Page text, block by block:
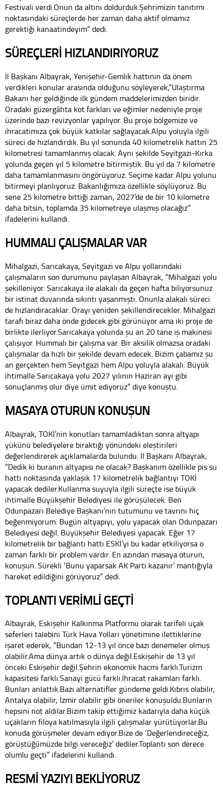
Festivali verdi.Onun da altını doldurduk.Şehrimizin tanıtımı
noktasındaki süreçlerde her zaman daha aktif olmamız
gerektiği kanaatindeyim” dedi.
SÜREÇLERİ HIZLANDIRIYORUZ
İl Başkanı Albayrak, Yenişehir-Gemlik hattının da önem
verdikleri konular arasında olduğunu söyleyerek,“Ulaştırma
Bakanı her geldiğinde ilk gündem maddelerimizden biridir.
Oradaki güzergâhta kot farkları ve eğimler nedeniyle proje
üzerinde bazı revizyonlar yapılıyor. Bu proje bölgemize ve
ihracatımıza çok büyük katkılar sağlayacak.Alpu yoluyla ilgili
süreci de hızlandırdık. Bu yıl sonunda 40 kilometrelik hattın 25
kilometresi tamamlanmış olacak. Aynı şekilde Seyitgazi-Kırka
yolunda geçen yıl 5 kilometre bitirmiştik. Bu yıl da 7 kilometre
daha tamamlanmasını öngörüyoruz. Seçime kadar Alpu yolunu
bitirmeyi planlıyoruz. Bakanlığımıza özellikle söylüyoruz. Bu
sene 25 kilometre bittiği zaman, 2027’de de bir 10 kilometre
daha bitsin, toplamda 35 kilometreye ulaşmış olacağız”
ifadelerini kullandı.
HUMMALI ÇALIŞMALAR VAR
Mihalgazi, Sarıcakaya, Seyitgazi ve Alpu yollarındaki
çalışmaların son durumunu paylaşan Albayrak, “Mihalgazi yolu
şekilleniyor. Sarıcakaya ile alakalı da geçen hafta biliyorsunuz
bir istinat duvarında sıkıntı yaşanmıştı. Onunla alakalı süreci
de hızlandıracaklar. Orayı yeniden şekillendirecekler. Mihalgazi
tarafı biraz daha önde gidecek gibi görünüyor ama iki proje de
birlikte ilerliyor.Sarıcakaya yolunda şu an 20 tane iş makinesi
çalışıyor. Hummalı bir çalışma var. Bir aksilik olmazsa oradaki
çalışmalar da hızlı bir şekilde devam edecek. Bizim çabamız şu
an gerçekten hem Seyitgazi hem Alpu yoluyla alakalı. Büyük
ihtimalle Sarıcakaya yolu 2027 yılının Haziran ayı gibi
sonuçlanmış olur diye ümit ediyoruz” diye konuştu.
MASAYA OTURUN KONUŞUN
Albayrak, TOKİ’nin konutları tamamladıktan sonra altyapı
yükünü belediyelere bıraktığı yönündeki eleştirileri
değerlendirerek açıklamalarda bulundu. İl Başkanı Albayrak,
“Dedik ki buranın altyapısı ne olacak? Başkanım özellikle pis su
hattı noktasında yaklaşık 17 kilometrelik bağlantıyı TOKİ
yapacak dediler.Kullanma suyuyla ilgili süreçte ise büyük
ihtimalle Büyükşehir Belediyesi ile görüşülecek. Ben
Odunpazarı Belediye Başkanı’nın tutumunu ve tavrını hiç
beğenmiyorum. Bugün altyapıyı, yolu yapacak olan Odunpazarı
Belediyesi değil. Büyükşehir Belediyesi yapacak. Eğer 17
kilometrelik bir bağlantı hattı ESKİ’yi bu kadar etkiliyorsa o
zaman farklı bir problem vardır. En azından masaya oturun,
konuşun. Sürekli ‘Bunu yaparsak AK Parti kazanır’ mantığıyla
hareket edildiğini görüyoruz” dedi.
TOPLANTI VERİMLİ GEÇTİ
Albayrak, Eskişehir Kalkınma Platformu olarak tarifeli uçak
seferleri talebini Türk Hava Yolları yönetimine ilettiklerine
işaret ederek, “Bundan 12-13 yıl önce bazı denemeler olmuş
olabilir.Ama dünya artık o dünya değil.Eskişehir de 13 yıl
önceki Eskişehir değil.Şehrin ekonomik hacmi farklı.Turizm
kapasitesi farklı.Sanayi gücü farklı.İhracat rakamları farklı.
Bunları anlattık.Bazı alternatifler gündeme geldi.Kıbrıs olabilir,
Antalya olabilir, İzmir olabilir gibi öneriler konuşuldu.Bunların
hepsini not aldılar.Bizim takip ettiğimiz kadarıyla daha küçük
uçakların filoya katılmasıyla ilgili çalışmalar yürütüyorlar.Bu
konuda görüşmeler devam ediyor.Bize de ‘Değerlendireceğiz,
görüştüğümüzde bilgi vereceğiz’ dediler.Toplantı son derece
olumlu geçti” ifadelerini kullandı.
RESMİ YAZIYI BEKLİYORUZ